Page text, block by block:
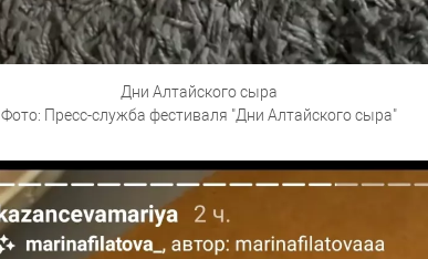
Дни Алтайского сыра
Фото: Пресс-служба фестиваля "Дни Алтайского сыра"